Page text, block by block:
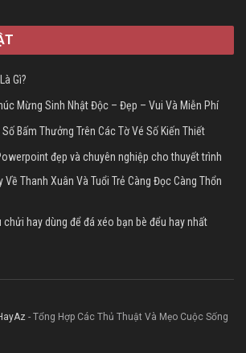
Gì?
Mừng Sinh Nhật Độc – Đẹp – Vui Và Miễn Phí
Bấm Thưởng Trên Các Tờ Vé Số Kiến Thiết
đẹp và chuyên nghiệp cho thuyết trình
Về Thanh Xuân Và Tuổi Trẻ Càng Đọc Càng Thổn
hay dùng để đá xéo bạn bè đểu hay nhất
- Tổng Hợp Các Thủ Thuật Và Mẹo Cuộc Sống